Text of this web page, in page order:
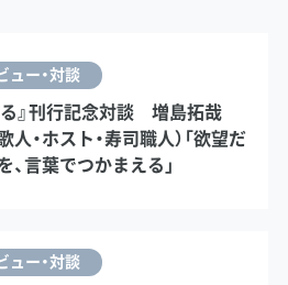
ュー・対談
る』刊行記念対談 増島拓哉
人・ホスト・寿司職人）「欲望だ
、言葉でつかまえる」
ュー・対談